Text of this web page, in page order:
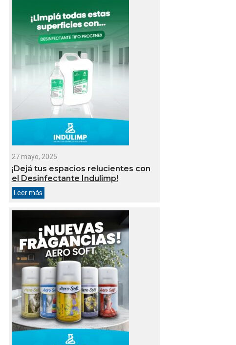
27 mayo, 2025
¡Dejá tus espacios relucientes con
el Desinfectante Indulimp!
Leer más